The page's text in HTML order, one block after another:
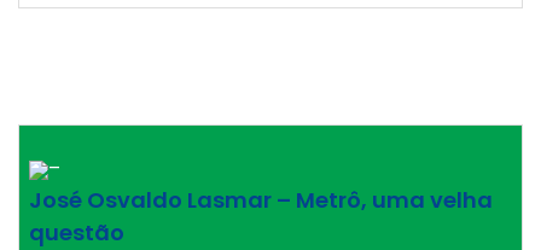
–
José Osvaldo Lasmar – Metrô, uma velha
questão